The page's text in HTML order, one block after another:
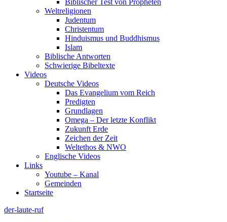
Biblischer Test von Propheten
Weltreligionen
Judentum
Christentum
Hinduismus und Buddhismus
Islam
Biblische Antworten
Schwierige Bibeltexte
Videos
Deutsche Videos
Das Evangelium vom Reich
Predigten
Grundlagen
Omega – Der letzte Konflikt
Zukunft Erde
Zeichen der Zeit
Weltethos & NWO
Englische Videos
Links
Youtube – Kanal
Gemeinden
Startseite
der-laute-ruf